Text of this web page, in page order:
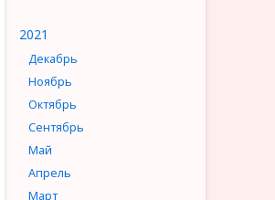
2021
Декабрь
Ноябрь
Октябрь
Сентябрь
Май
Апрель
Март